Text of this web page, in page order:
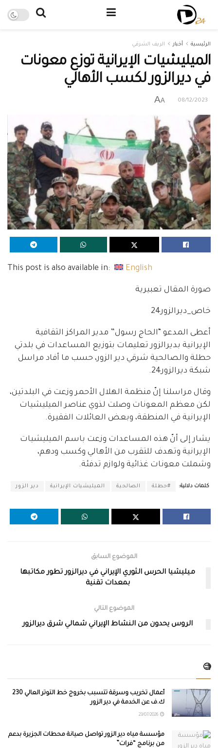
الرئيسية أخبار الريف الشرقي
الميليشيات الإيرانية توزع معونات
في ديرالزور لكسب الأهالي
08/12/2023
A
A
This post is also available in: English
صورة المقال تعبيرية
خاص_ديرالزور24
أعطى المدعو “الحاج رسول” مدير المراكز الثقافية
الإيرانية بديرالزور تعليمات بتوزيع المساعدات في بلدتي
حطلة والصالحية شرقي دير الزور، حسب ما أفاد مراسل
شبكة ديرالزور24.
وقال مراسلنا إنّ منظمة الهلال الأحمر وزعت في البلدتين،
لكن معظم المعونات وصلت لذوي عناصر الميليشيات
الإيرانية في المنطقة، وبعض العائلات الفقيرة.
يشار إلى أنّ هذه المساعدات وزعت باسم الميليشيات
الإيرانية وتهدف للتقرب من الأهالي وكسب ودهم،
وشملت معونات غذائية ولوازم تدفئة.
كلمات دلالية: #حطلة الصالحية الميليشيات الإيرانية دير الزور
الموضوع السابق
ميليشيا الحرس الثوري الإيراني في ديرالزور تطور مكاتبها
بمعدات تقنية
الموضوع التالي
الروس يحدون من النشاط الإيراني شمالي شرق ديرالزور
🧐
أعمال تخريب وسرقة تتسبب بخروج خط التوتر العالي 230
ك.ف عن الخدمة في دير الزور
مؤسسة مياه دير الزور تواصل صيانة محطات الجزيرة بدعم
من برنامج “فرات”